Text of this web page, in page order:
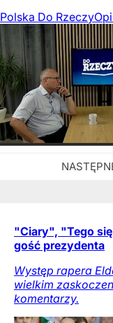
Polska Do Rzeczy
"Ciary", "Tego
gość prezydenta
Występ rapera
wielkim
komentarzy.